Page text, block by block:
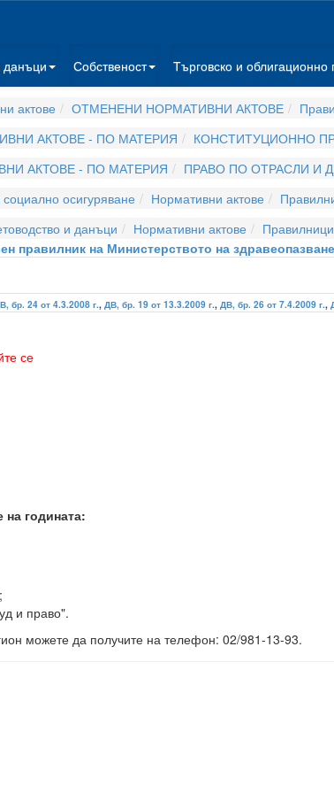
данъци Собственост Търговско и облигационно
актове ОТМЕНЕНИ НОРМАТИВНИ АКТОВЕ
АКТОВЕ - ПО МАТЕРИЯ КОНСТИТУЦИОННО
АКТОВЕ - ПО МАТЕРИЯ ПРАВО ПО ОТРАСЛИ И
осигуряване
Нормативни актове
и данъци
Нормативни актове
Правилници
правилник на Министерството на
бр. 24 от 4.3.2008 г., ДВ, бр. 19 от 13.3.2009 г., ДВ, бр. 26 от 7.4.2009 г.,
се
годината:
и право".
можете да получите на телефон: 02/981-13-93.